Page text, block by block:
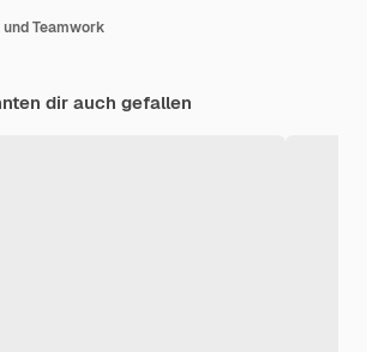
Teamwork
dir auch gefallen